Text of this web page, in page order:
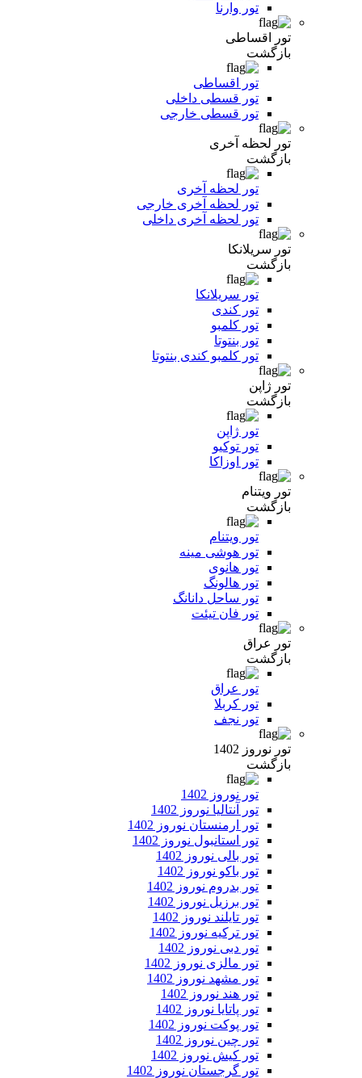
تور وارنا
تور اقساطی
بازگشت
تور اقساطی
تور قسطی داخلی
تور قسطی خارجی
تور لحظه آخری
بازگشت
تور لحظه آخری
تور لحظه آخری خارجی
تور لحظه آخری داخلی
تور سریلانکا
بازگشت
تور سریلانکا
تور کندی
تور کلمبو
تور بنتوتا
تور کلمبو کندی بنتوتا
تور ژاپن
بازگشت
تور ژاپن
تور توکیو
تور اوزاکا
تور ویتنام
بازگشت
تور ویتنام
تور هوشی مینه
تور هانوی
تور هالونگ
تور ساحل دانانگ
تور فان تیئت
تور عراق
بازگشت
تور عراق
تور کربلا
تور نجف
تور نوروز 1402
بازگشت
تور نوروز 1402
تور آنتالیا نوروز 1402
تور ارمنستان نوروز 1402
تور استانبول نوروز 1402
تور بالی نوروز 1402
تور باکو نوروز 1402
تور بدروم نوروز 1402
تور برزیل نوروز 1402
تور تایلند نوروز 1402
تور ترکیه نوروز 1402
تور دبی نوروز 1402
تور مالزی نوروز 1402
تور مشهد نوروز 1402
تور هند نوروز 1402
تور پاتایا نوروز 1402
تور پوکت نوروز 1402
تور چین نوروز 1402
تور کیش نوروز 1402
تور گرجستان نوروز 1402